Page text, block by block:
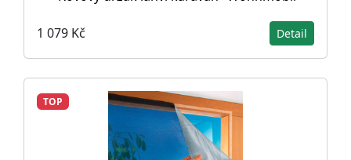
1 079 Kč Detail
TOP